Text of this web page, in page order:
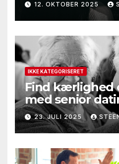
12. OKTOBER 2025
IKKE KATEGORISERET
Find kærlighed
med senior
23. JULI 2025